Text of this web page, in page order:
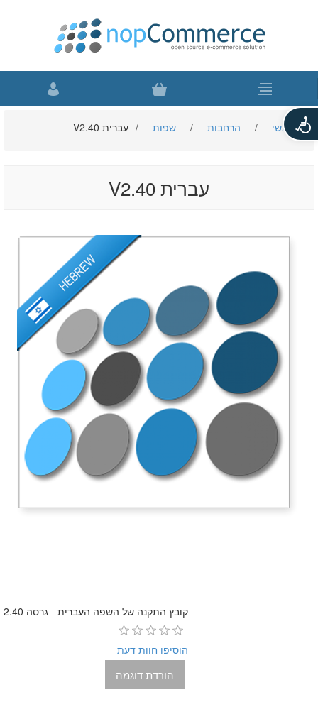
פתח
סרגל
ראשי / הרחבות / שפות / עברית V2.40
עברית V2.40
קובץ התקנה של השפה העברית - גרסה 2.40
הוסיפו חוות דעת
הורדת דוגמה